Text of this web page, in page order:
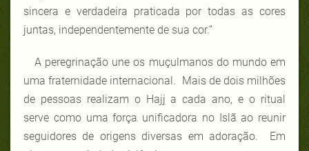
sincera e verdadeira praticada por todas as cores
juntas, independentemente de sua cor.”
A peregrinação une os muçulmanos do mundo em
uma fraternidade internacional. Mais de dois milhões
de pessoas realizam o Hajj a cada ano, e o ritual
serve como uma força unificadora no Islã ao reunir
seguidores de origens diversas em adoração. Em